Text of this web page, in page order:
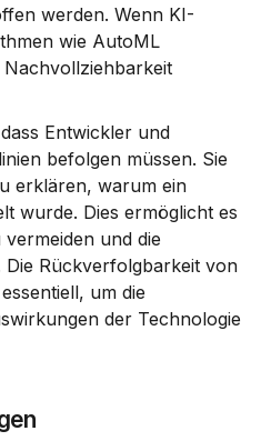
werden. Wenn KI-
wie AutoML
Entwickler und
befolgen müssen. Sie
erklären, warum ein
wurde. Dies ermöglicht es
und die
Rückverfolgbarkeit von
um die
der Technologie